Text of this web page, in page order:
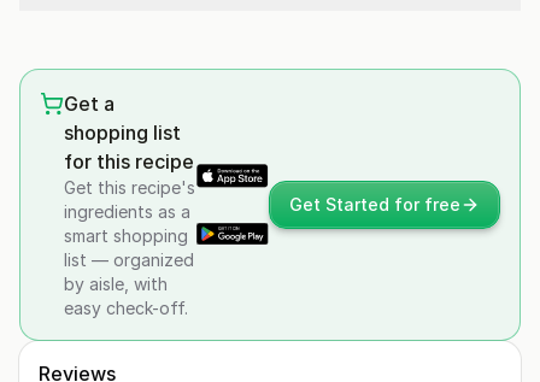
Get a
shopping list
for this recipe
Get this recipe's
ingredients as a
smart shopping
list — organized
by aisle, with
easy check-off.
Get Started for free
Reviews